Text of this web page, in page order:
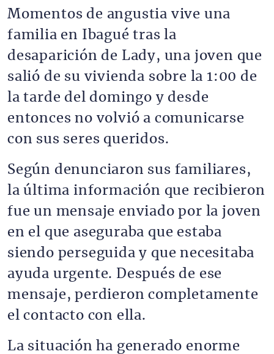
Momentos de angustia vive una
familia en Ibagué tras la
desaparición de Lady, una joven que
salió de su vivienda sobre la 1:00 de
la tarde del domingo y desde
entonces no volvió a comunicarse
con sus seres queridos.
Según denunciaron sus familiares,
la última información que recibieron
fue un mensaje enviado por la joven
en el que aseguraba que estaba
siendo perseguida y que necesitaba
ayuda urgente. Después de ese
mensaje, perdieron completamente
el contacto con ella.
La situación ha generado enorme